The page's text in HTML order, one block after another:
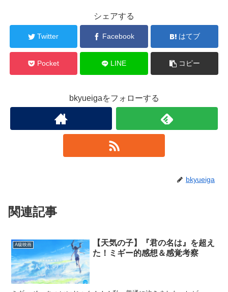
シェアする
Twitter Facebook はてブ
Pocket LINE コピー
bkyueigaをフォローする
bkyueiga
関連記事
A級映画
【天気の子】『君の名は』を超え
た！ミギー的感想＆感覚考察